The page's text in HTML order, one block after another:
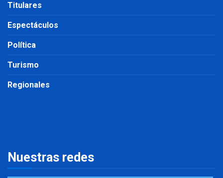
Titulares
Espectáculos
Política
Turismo
Regionales
Nuestras redes